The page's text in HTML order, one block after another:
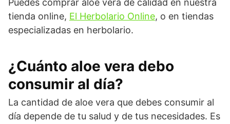
Puedes comprar aloe vera de calidad en nuestra
tienda online, El Herbolario Online, o en tiendas
especializadas en herbolario.
¿Cuánto aloe vera debo
consumir al día?
La cantidad de aloe vera que debes consumir al
día depende de tu salud y de tus necesidades. Es